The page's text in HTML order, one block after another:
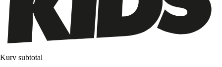
Kurv subtotal